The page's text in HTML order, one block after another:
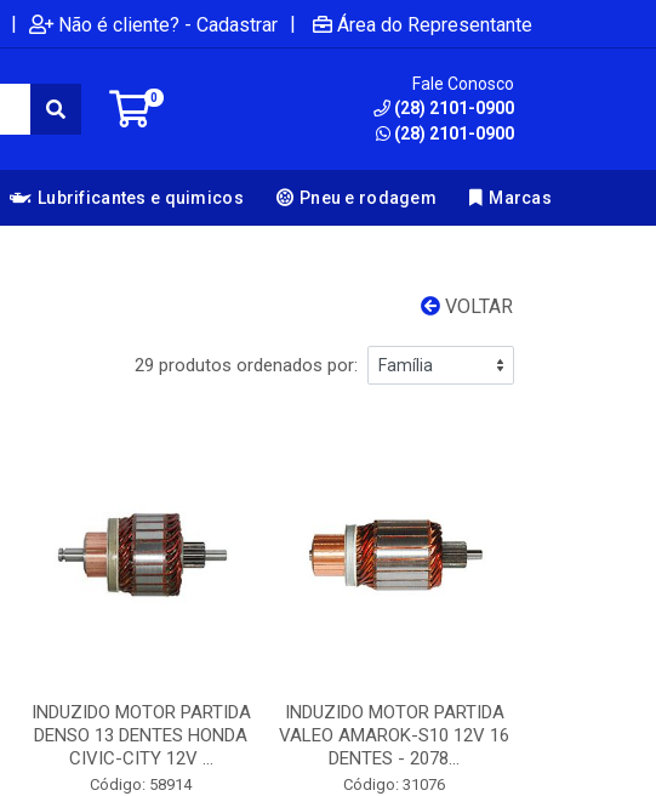
| Não é cliente? - Cadastrar | Área do Representante
0
Fale Conosco
(28) 2101-0900
(28) 2101-0900
Lubrificantes e quimicos Pneu e rodagem Marcas
VOLTAR
29 produtos ordenados por:
INDUZIDO MOTOR PARTIDA
DENSO 13 DENTES HONDA
CIVIC-CITY 12V ...
Código: 58914
INDUZIDO MOTOR PARTIDA
VALEO AMAROK-S10 12V 16
DENTES - 2078...
Código: 31076